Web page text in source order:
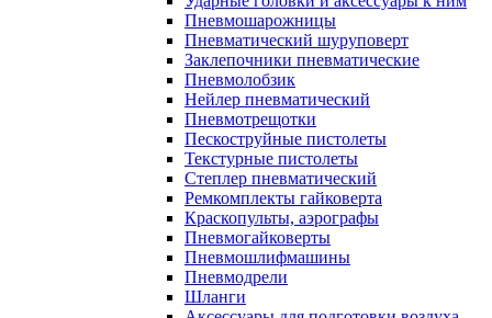
Пневмошарожницы
Пневматический шуруповерт
Заклепочники пневматические
Пневмолобзик
Нейлер пневматический
Пневмотрещотки
Пескоструйные пистолеты
Текстурные пистолеты
Степлер пневматический
Ремкомплекты гайковерта
Краскопульты, аэрографы
Пневмогайковерты
Пневмошлифмашины
Пневмодрели
Шланги